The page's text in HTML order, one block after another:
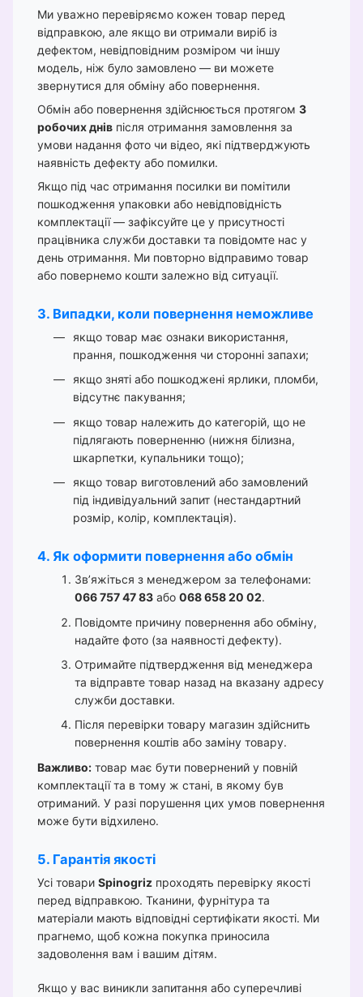
Ми уважно перевіряємо кожен товар перед
відправкою, але якщо ви отримали виріб із
дефектом, невідповідним розміром чи іншу
модель, ніж було замовлено — ви можете
звернутися для обміну або повернення.
Обмін або повернення здійснюється протягом 3
робочих днів після отримання замовлення за
умови надання фото чи відео, які підтверджують
наявність дефекту або помилки.
Якщо під час отримання посилки ви помітили
пошкодження упаковки або невідповідність
комплектації — зафіксуйте це у присутності
працівника служби доставки та повідомте нас у
день отримання. Ми повторно відправимо товар
або повернемо кошти залежно від ситуації.
3. Випадки, коли повернення неможливе
якщо товар має ознаки використання,
прання, пошкодження чи сторонні запахи;
якщо зняті або пошкоджені ярлики, пломби,
відсутнє пакування;
якщо товар належить до категорій, що не
підлягають поверненню (нижня білизна,
шкарпетки, купальники тощо);
якщо товар виготовлений або замовлений
під індивідуальний запит (нестандартний
розмір, колір, комплектація).
4. Як оформити повернення або обмін
Зв’яжіться з менеджером за телефонами:
066 757 47 83 або 068 658 20 02.
Повідомте причину повернення або обміну,
надайте фото (за наявності дефекту).
Отримайте підтвердження від менеджера
та відправте товар назад на вказану адресу
служби доставки.
Після перевірки товару магазин здійснить
повернення коштів або заміну товару.
Важливо: товар має бути повернений у повній
комплектації та в тому ж стані, в якому був
отриманий. У разі порушення цих умов повернення
може бути відхилено.
5. Гарантія якості
Усі товари Spinogriz проходять перевірку якості
перед відправкою. Тканини, фурнітура та
матеріали мають відповідні сертифікати якості. Ми
прагнемо, щоб кожна покупка приносила
задоволення вам і вашим дітям.
Якщо у вас виникли запитання або суперечливі